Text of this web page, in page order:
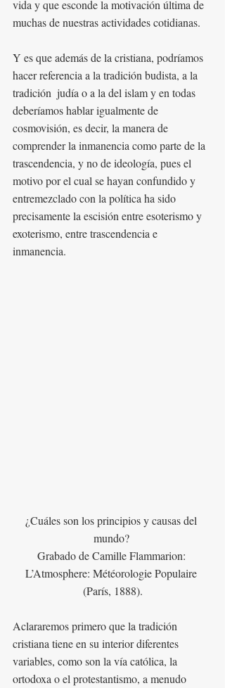
vida y que esconde la motivación última de
muchas de nuestras actividades cotidianas.
Y es que además de la cristiana, podríamos
hacer referencia a la tradición budista, a la
tradición  judía o a la del islam y en todas
deberíamos hablar igualmente de
cosmovisión, es decir, la manera de
comprender la inmanencia como parte de la
trascendencia, y no de ideología, pues el
motivo por el cual se hayan confundido y
entremezclado con la política ha sido
precisamente la escisión entre esoterismo y
exoterismo, entre trascendencia e
inmanencia.
¿Cuáles son los principios y causas del
mundo?
Grabado de Camille Flammarion:
L’Atmosphere: Météorologie Populaire
(París, 1888).
Aclararemos primero que la tradición
cristiana tiene en su interior diferentes
variables, como son la vía católica, la
ortodoxa o el protestantismo, a menudo